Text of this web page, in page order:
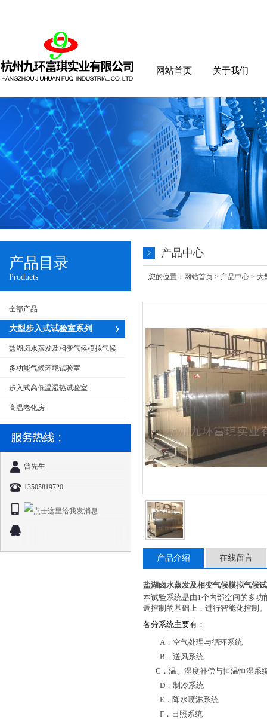
网站首页 关于我们
产品目录
Products
全部产品
大型步入式试验室系列
盐湖卤水蒸发及相变气候模拟气候
试验室
多功能气候环境试验室
步入式高低温湿热试验室
高温老化房
曾先生
13505819720
产品中心
您的位置： 网站首页 > 产品中心 > 大
产品介绍 在线留言
盐湖卤水蒸发及相变气候模拟气候
本试验系统是由1个内部空间的多功
调控制的基础上，进行智能化控制。
各分系统主要有：
A ．空气处理与循环系统
B ．送风系统
C ．温、湿度补偿与恒温恒湿系
D ．制冷系统
E ．降水喷淋系统
F ．日照系统